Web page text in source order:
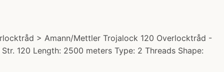
> Amann/Mettler Trojalock 120 Overlocktråd -
120 Length: 2500 meters Type: 2 Threads Shape: